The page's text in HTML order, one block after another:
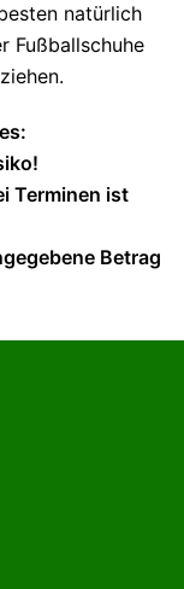
natürlich
Fußballschuhe
Terminen ist
Betrag